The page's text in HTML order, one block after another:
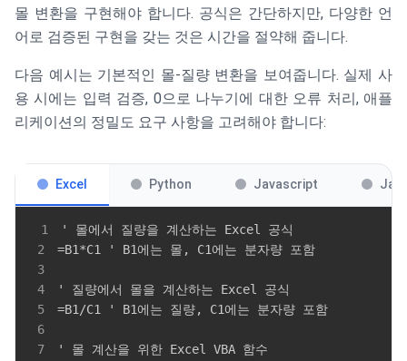
몰 변환을 구현해야 합니다. 공식은 간단하지만, 다양한 언
어로 검증된 구현을 갖는 것은 시간을 절약해 줍니다.
다음 예시는 기본적인 몰-질량 변환을 보여줍니다. 실제 사
용 시에는 입력 검증, 0으로 나누기에 대한 오류 처리, 애플
리케이션의 정밀도 요구 사항을 고려해야 합니다:
Excel Python Javascript
1
2
=B1*C1 ' B1에는 몰, C1에는 분자량 포함
3
4
5
=B1/C1 ' B1에는 질량, C1에는 분자량 포함
6
7